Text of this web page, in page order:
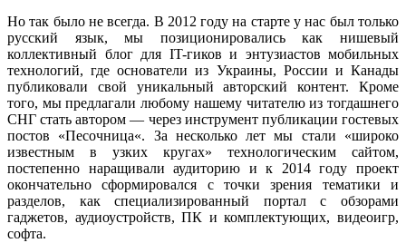
Но так было не всегда. В 2012 году на старте у нас был только
русский язык, мы позиционировались как нишевый
коллективный блог для IT-гиков и энтузиастов мобильных
технологий, где основатели из Украины, России и Канады
публиковали свой уникальный авторский контент. Кроме
того, мы предлагали любому нашему читателю из тогдашнего
СНГ стать автором — через инструмент публикации гостевых
постов «Песочница«. За несколько лет мы стали «широко
известным в узких кругах» технологическим сайтом,
постепенно наращивали аудиторию и к 2014 году проект
окончательно сформировался с точки зрения тематики и
разделов, как специализированный портал с обзорами
гаджетов, аудиоустройств, ПК и комплектующих, видеоигр,
софта.